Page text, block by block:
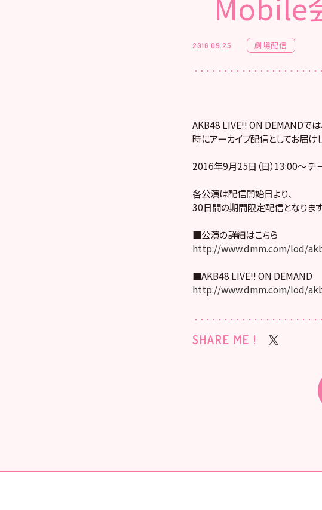
2016.09.25 劇場配信
AKB48 LIVE!! ON DEMANDでは
時にアーカイブ配信としてお届け
2016年9月25日（日）13:00～ チ
各公演は配信開始日より、
30日間の期間限定配信となります
■公演の詳細はこちら
http://www.dmm.com/lod/
■AKB48 LIVE!! ON DEMAND
http://www.dmm.com/lod/
SHARE ME !